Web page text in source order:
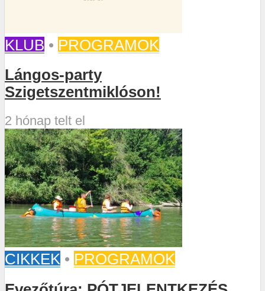
KLUB • PROGRAMOK
Lángos-party
Szigetszentmiklóson!
2 hónap telt el
CIKKEK • PROGRAMOK